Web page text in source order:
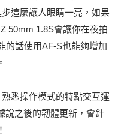
這麼讓人眼睛一亮，如果
50mm 1.8S會讓你在夜拍
的話使用AF-S也能夠增加
悉操作模式的特點交互運
說之後的韌體更新，會針